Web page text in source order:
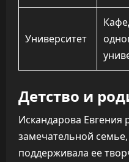
Университет
Детство и
Искандарова Евгения
замечательной семье,
поддерживала ее